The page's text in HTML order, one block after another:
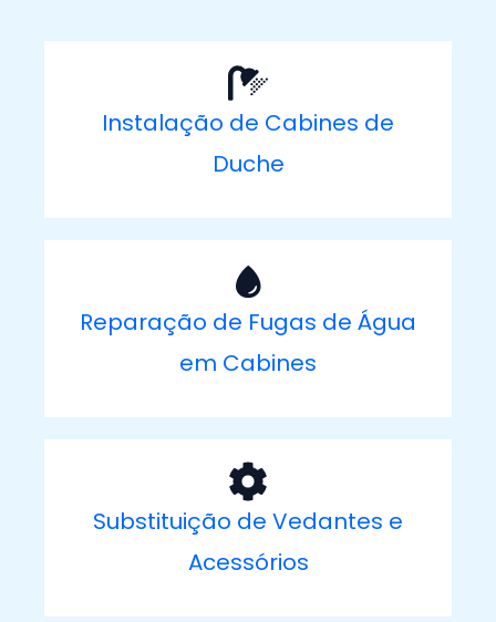
Instalação de Cabines de
Duche
Reparação de Fugas de Água
em Cabines
Substituição de Vedantes e
Acessórios